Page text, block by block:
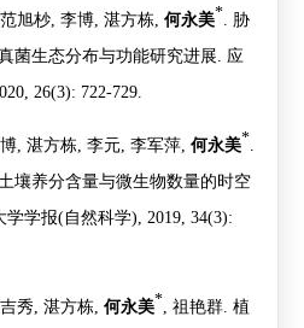
范旭杪, 李博, 湛方栋 何永美*
胁
菌生态分布与功能研究进展
应
26(3): 722-729.
, 湛方栋 李元, 李军萍, 何永美*
壤养分含量与微生物数量的时空
学学报(自然科学), 2019, 34(3):
秀 湛方栋 何永美* 祖艳群. 植